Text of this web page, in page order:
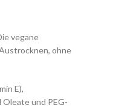
vegane
ohne
E),
und PEG-